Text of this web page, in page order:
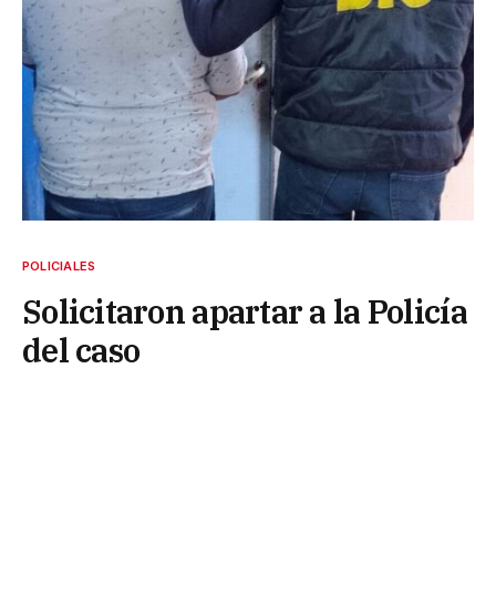
POLICIALES
Solicitaron apartar a la Policía
del caso